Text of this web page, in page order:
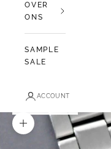
OVER
ONS
SAMPLE
SALE
ACCOUNT
In-/uitzoomen